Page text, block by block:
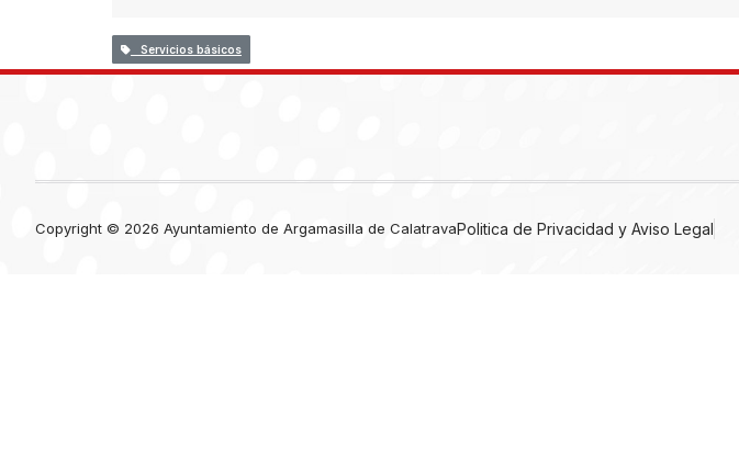
Servicios básicos
Copyright © 2026 Ayuntamiento de Argamasilla de CalatravaPolitica de Privacidad y Aviso Legal